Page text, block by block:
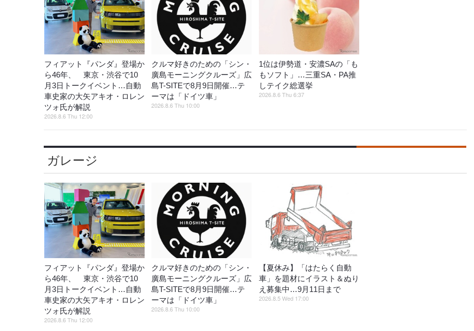
フィアット『パンダ』登場か
ら46年、 東京・渋谷で10
月3日トークイベント…自動
車史家の大矢アキオ・ロレン
ツォ氏が解説
2026.8.6 Thu 12:00
クルマ好きのための「シン・
廣島モーニングクルーズ」広
島T-SITEで8月9日開催…テ
ーマは「ドイツ車」
2026.8.6 Thu 10:00
1位は伊勢道・安濃SAの「も
もソフト」…三重SA・PA推
しテイク総選挙
2026.8.6 Thu 6:37
ガレージ
フィアット『パンダ』登場か
ら46年、 東京・渋谷で10
月3日トークイベント…自動
車史家の大矢アキオ・ロレン
ツォ氏が解説
2026.8.6 Thu 12:00
クルマ好きのための「シン・
廣島モーニングクルーズ」広
島T-SITEで8月9日開催…テ
ーマは「ドイツ車」
2026.8.6 Thu 10:00
【夏休み】「はたらく自動
車」を題材にイラスト＆ぬり
え募集中…9月11日まで
2026.8.5 Wed 17:00